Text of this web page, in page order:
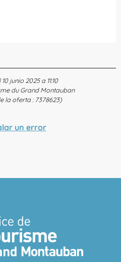
junio 2025 a 11:10
du Grand Montauban
la oferta : 7378623)
un error